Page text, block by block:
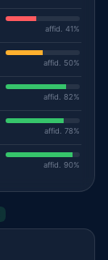
affid. 41%
affid. 50%
affid. 82%
affid. 78%
affid. 90%